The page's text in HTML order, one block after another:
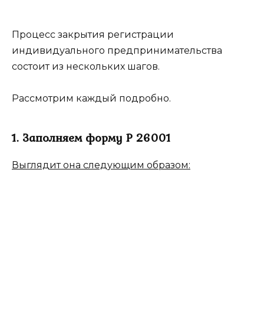
Процесс закрытия регистрации
индивидуального предпринимательства
состоит из нескольких шагов.
Рассмотрим каждый подробно.
1. Заполняем форму Р 26001
Выглядит она следующим образом: